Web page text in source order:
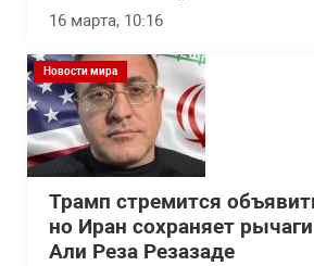
16 марта, 10:16
Новости мира
Трамп стремится
но Иран сохраняет
Али Реза Резазаде